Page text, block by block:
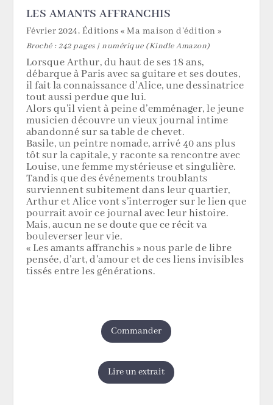
LES AMANTS AFFRANCHIS
Février 2024, Éditions « Ma maison d’édition »
Broché : 242 pages | numérique (Kindle Amazon)
Lorsque Arthur, du haut de ses 18 ans,
débarque à Paris avec sa guitare et ses doutes,
il fait la connaissance d’Alice, une dessinatrice
tout aussi perdue que lui.
Alors qu’il vient à peine d’emménager, le jeune
musicien découvre un vieux journal intime
abandonné sur sa table de chevet.
Basile, un peintre nomade, arrivé 40 ans plus
tôt sur la capitale, y raconte sa rencontre avec
Louise, une femme mystérieuse et singulière.
Tandis que des événements troublants
surviennent subitement dans leur quartier,
Arthur et Alice vont s’interroger sur le lien que
pourrait avoir ce journal avec leur histoire.
Mais, aucun ne se doute que ce récit va
bouleverser leur vie.
« Les amants affranchis » nous parle de libre
pensée, d’art, d’amour et de ces liens invisibles
tissés entre les générations.
Commander
Lire un extrait